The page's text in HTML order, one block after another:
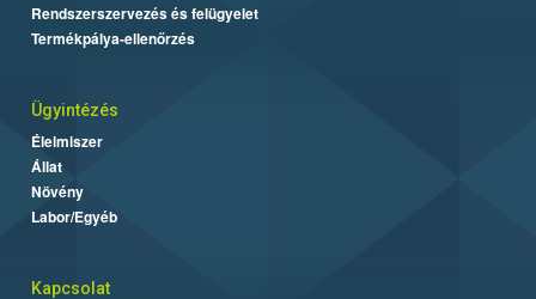
Rendszerszervezés és felügyelet
Termékpálya-ellenőrzés
Ügyintézés
Élelmiszer
Állat
Növény
Labor/Egyéb
Kapcsolat